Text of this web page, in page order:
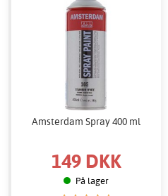
Amsterdam Spray 400 ml
149 DKK
På lager